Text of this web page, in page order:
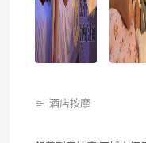
酒店按摩